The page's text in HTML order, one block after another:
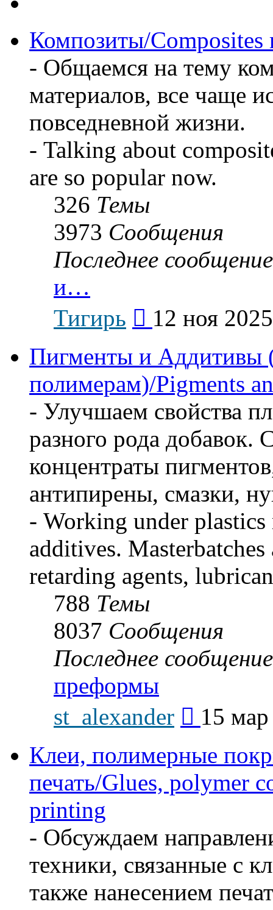
Композиты/Сomposites
- Общаемся на тему
материалов, все чаще
повседневной жизни.
- Talking about
are so popular now.
326 Темы
3973 Сообщения
Последнее сообщение
и…
Тигирь
последнему
12 ноя
Пигменты и Аддитивы
полимерам)/Pigments
- Улучшаем свойства
разного рода добавок.
концентраты
антипирены, смазки,
- Working under
additives.
retarding agents,
788 Темы
8037 Сообщения
Последнее сообщение
преформы
st_alexander
последнему
15
Клеи, полимерные
печать/Glues, polymer
printing
- Обсуждаем
техники, связанные с
также нанесением